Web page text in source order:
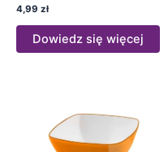
4,99 zł
Dowiedz się więcej